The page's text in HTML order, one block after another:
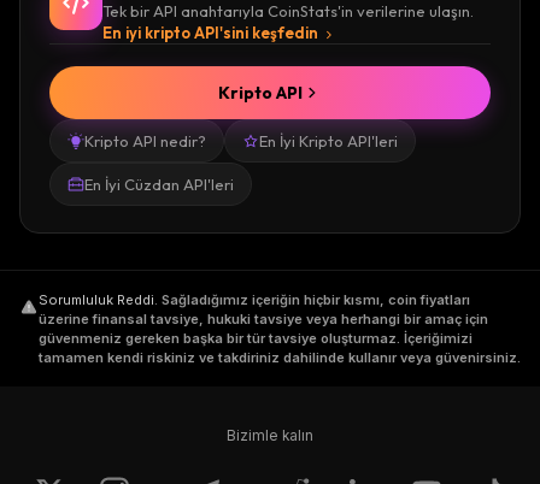
Tek bir API anahtarıyla CoinStats'in verilerine ulaşın.
En iyi kripto API'sini keşfedin
Kripto API nedir? En İyi Kripto API'leri
En İyi Cüzdan API'leri
Kripto API
Sorumluluk Reddi. Sağladığımız içeriğin hiçbir kısmı, coin fiyatları
üzerine finansal tavsiye, hukuki tavsiye veya herhangi bir amaç için
güvenmeniz gereken başka bir tür tavsiye oluşturmaz. İçeriğimizi
tamamen kendi riskiniz ve takdiriniz dahilinde kullanır veya güvenirsiniz.
Bizimle kalın